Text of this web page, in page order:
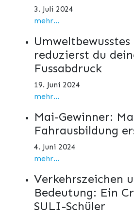
3. Juli 2024
mehr...
Umweltbewusstes
reduzierst du
Fussabdruck
19. Juni 2024
mehr...
Mai-Gewinner:
Fahrausbildung
4. Juni 2024
mehr...
Verkehrszeichen
Bedeutung: Ein
SULI-Schüler